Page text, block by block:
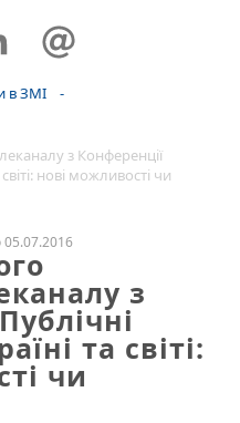
в ЗМІ -
з Конференції
нові можливості чи
05.07.2016
з
та світі:
чи